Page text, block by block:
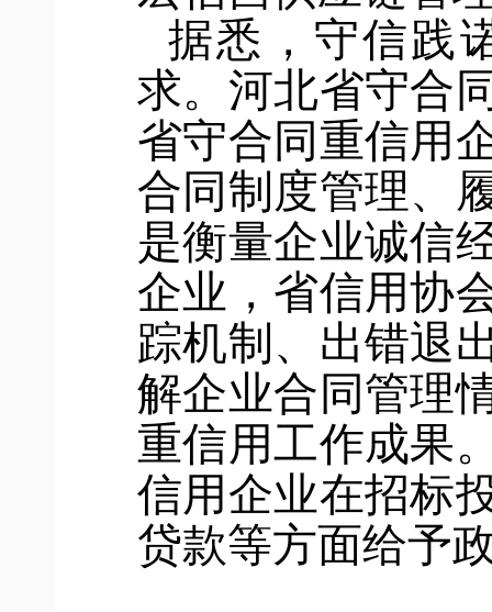
据悉，守信践
求。河北省守合
省守合同重信用
合同制度管理、
是衡量企业诚信
企业，省信用协
踪机制、出错退
解企业合同管理
重信用工作成果
信用企业在招标
贷款等方面给予